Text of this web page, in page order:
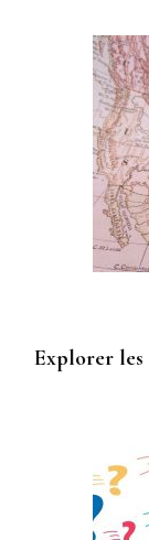
Explorer